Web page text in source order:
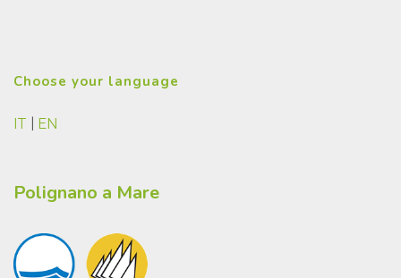
Choose your language
IT EN
Polignano a Mare